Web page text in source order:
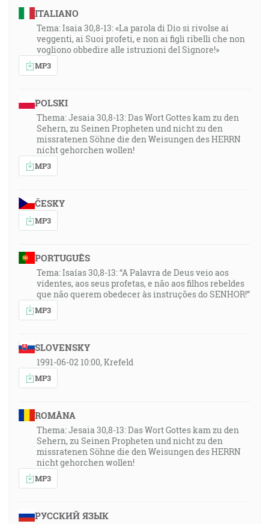
ITALIANO
Tema: Isaia 30,8-13: «La parola di Dio si rivolse ai
veggenti, ai Suoi profeti, e non ai figli ribelli che non
vogliono obbedire alle istruzioni del Signore!»
MP3
POLSKI
Thema: Jesaia 30,8-13: Das Wort Gottes kam zu den
Sehern, zu Seinen Propheten und nicht zu den
missratenen Söhne die den Weisungen des HERRN
nicht gehorchen wollen!
MP3
ČESKY
MP3
PORTUGUÊS
Tema: Isaías 30,8-13: “A Palavra de Deus veio aos
videntes, aos seus profetas, e não aos filhos rebeldes
que não querem obedecer às instruções do SENHOR!”
MP3
SLOVENSKY
1991-06-02 10:00, Krefeld
MP3
ROMÂNA
Thema: Jesaia 30,8-13: Das Wort Gottes kam zu den
Sehern, zu Seinen Propheten und nicht zu den
missratenen Söhne die den Weisungen des HERRN
nicht gehorchen wollen!
MP3
РУССКИЙ ЯЗЫК